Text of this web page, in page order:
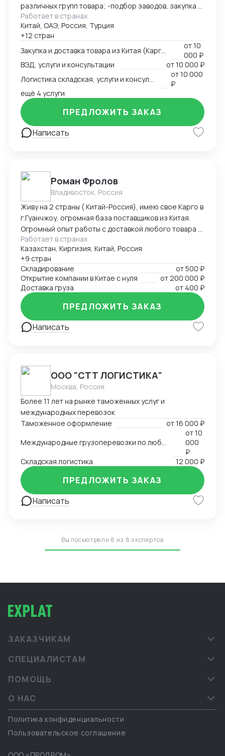
различных групп товара; -подбор заводов, закупка и
доставка товара из Китая (КАРГО и Белый ввоз)
Страны с которыми работаю по сей день: Европа,
США, ОАЭ, Турция, Китай, СНГ
Работает в странах
Китай, ОАЭ, Россия, Турция
+12 стран
от10
000 ₽
ВЭД, услуги и консультации
от10 000 ₽
от10 000
₽
ещё 4 услуги
Написать
ПРЕДЛОЖИТЬ ЗАКАЗ
Роман Фролов
Владивосток, Россия
Живу на 2 страны ( Китай-Россия), имею свое Карго в
г.Гуанчжоу, огромная база поставщиков из Китая.
Огромный опыт работы с доставкой любого товара в
Страны Средней Азии. Поиск, выкуп, валюта, обмен,
инспекция.
Работает в странах
Казахстан, Киргизия, Китай, Россия
+9 стран
Складирование
от500 ₽
Открытие компании в Китае с нуля
от200 000 ₽
Доставка груза
от 400 ₽
Написать
ПРЕДЛОЖИТЬ ЗАКАЗ
ООО "СТТ ЛОГИСТИКА"
Москва, Россия
Более 11 лет на рынке таможенных услуг и
международных перевозок
Таможенное оформление
от16 000 ₽
Международные грузоперевозки по любым маршрутам и любыми видами транспорта
от10
000
₽
Складская логистика
12 000 ₽
Написать
ПРЕДЛОЖИТЬ ЗАКАЗ
Вы посмотрели 8 из 8 экспертов
ЗАКАЗЧИКАМ
СПЕЦИАЛИСТАМ
ПОМОЩЬ
О НАС
Политика конфиденциальности
Пользовательское соглашение